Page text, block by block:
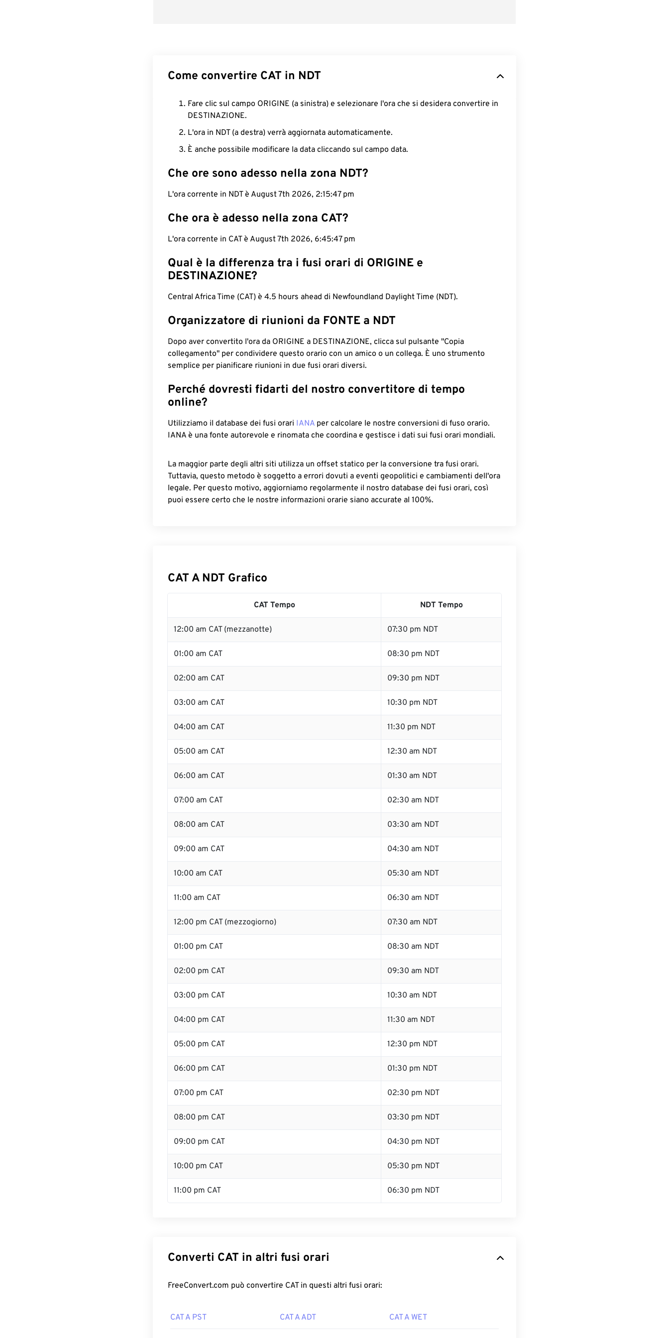
Come convertire CAT in NDT
Fare clic sul campo ORIGINE (a sinistra) e selezionare l'ora che si desidera convertire in
DESTINAZIONE.
L'ora in NDT (a destra) verrà aggiornata automaticamente.
È anche possibile modificare la data cliccando sul campo data.
Che ore sono adesso nella zona NDT?
L'ora corrente in NDT è August 7th 2026, 2:15:48 pm
Che ora è adesso nella zona CAT?
L'ora corrente in CAT è August 7th 2026, 6:45:48 pm
Qual è la differenza tra i fusi orari di ORIGINE e
DESTINAZIONE?
Central Africa Time (CAT) è 4.5 hours ahead di Newfoundland Daylight Time (NDT).
Organizzatore di riunioni da FONTE a NDT
Dopo aver convertito l'ora da ORIGINE a DESTINAZIONE, clicca sul pulsante "Copia
collegamento" per condividere questo orario con un amico o un collega. È uno strumento
semplice per pianificare riunioni in due fusi orari diversi.
Perché dovresti fidarti del nostro convertitore di tempo
online?
Utilizziamo il database dei fusi orari IANA per calcolare le nostre conversioni di fuso orario.
IANA è una fonte autorevole e rinomata che coordina e gestisce i dati sui fusi orari mondiali.
La maggior parte degli altri siti utilizza un offset statico per la conversione tra fusi orari.
Tuttavia, questo metodo è soggetto a errori dovuti a eventi geopolitici e cambiamenti dell'ora
legale. Per questo motivo, aggiorniamo regolarmente il nostro database dei fusi orari, così
puoi essere certo che le nostre informazioni orarie siano accurate al 100%.
CAT A NDT Grafico
CAT Tempo NDT Tempo
12:00 am CAT (mezzanotte) 07:30 pm NDT
01:00 am CAT 08:30 pm NDT
02:00 am CAT 09:30 pm NDT
03:00 am CAT 10:30 pm NDT
04:00 am CAT 11:30 pm NDT
05:00 am CAT 12:30 am NDT
06:00 am CAT 01:30 am NDT
07:00 am CAT 02:30 am NDT
08:00 am CAT 03:30 am NDT
09:00 am CAT 04:30 am NDT
10:00 am CAT 05:30 am NDT
11:00 am CAT 06:30 am NDT
12:00 pm CAT (mezzogiorno) 07:30 am NDT
01:00 pm CAT 08:30 am NDT
02:00 pm CAT 09:30 am NDT
03:00 pm CAT 10:30 am NDT
04:00 pm CAT 11:30 am NDT
05:00 pm CAT 12:30 pm NDT
06:00 pm CAT 01:30 pm NDT
07:00 pm CAT 02:30 pm NDT
08:00 pm CAT 03:30 pm NDT
09:00 pm CAT 04:30 pm NDT
10:00 pm CAT 05:30 pm NDT
11:00 pm CAT 06:30 pm NDT
Converti CAT in altri fusi orari
FreeConvert.com può convertire CAT in questi altri fusi orari:
CAT A PST CAT A ADT CAT A WET